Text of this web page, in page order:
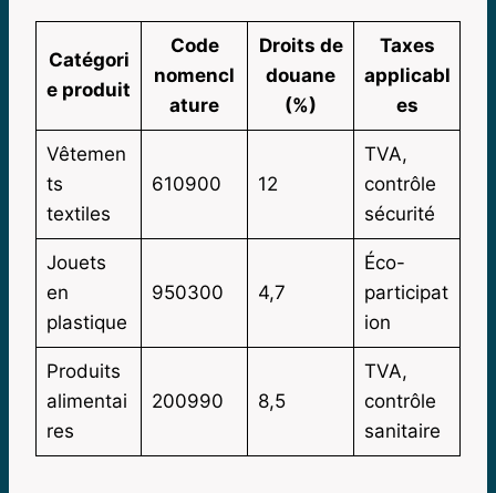
Catégori
e produit
Code
nomencl
ature
Droits de
douane
(%)
Taxes
applicabl
es
Vêtemen
ts
textiles
610900 12
TVA,
contrôle
sécurité
Jouets
en
plastique
950300 4,7
Éco-
participat
ion
Produits
alimentai
res
200990 8,5
TVA,
contrôle
sanitaire